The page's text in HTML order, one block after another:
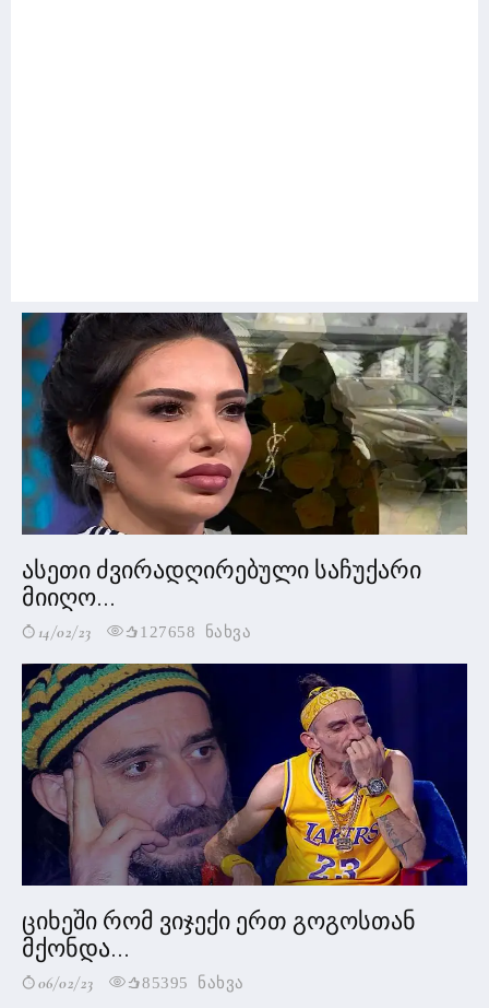
ასეთი ძვირადღირებული საჩუქარი
მიიღო...
14/02/23 127658 ნახვა
ციხეში რომ ვიჯექი ერთ გოგოსთან
მქონდა...
06/02/23 85395 ნახვა